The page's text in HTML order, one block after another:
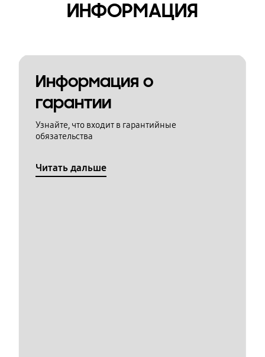
ИНФОРМАЦИЯ
Информация о
гарантии
Узнайте, что входит в гарантийные
обязательства
Читать дальше